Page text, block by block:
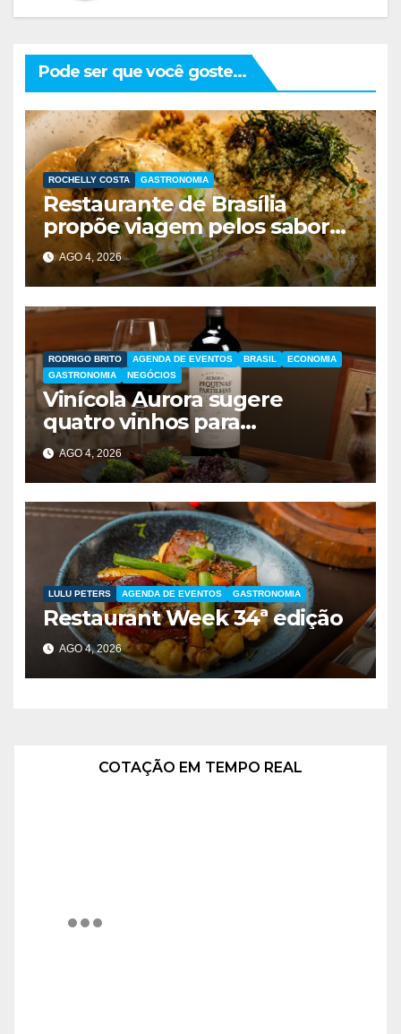
Pode ser que você goste...
ROCHELLY COSTA GASTRONOMIA
Restaurante de Brasília
propõe viagem pelos sabores
do Brasil durante festival
gastronômico
AGO 4, 2026
RODRIGO BRITO AGENDA DE EVENTOS BRASIL
ECONOMIA
GASTRONOMIA
NEGÓCIOS
Vinícola Aurora sugere
quatro vinhos para
presentear no Dia dos Pais
AGO 4, 2026
LULU PETERS AGENDA DE EVENTOS GASTRONOMIA
Restaurant Week 34ª edição
AGO 4, 2026
COTAÇÃO EM TEMPO REAL